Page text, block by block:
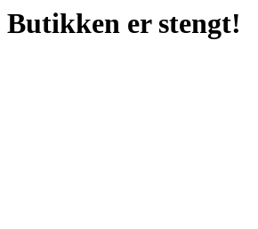
Butikken er stengt!